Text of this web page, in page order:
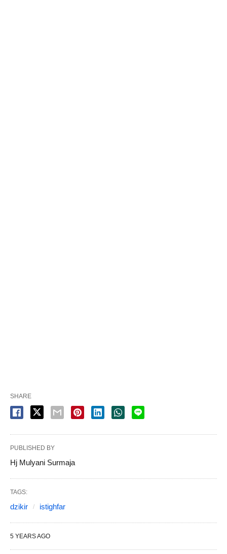
SHARE
PUBLISHED BY
Hj Mulyani Surmaja
TAGS:
dzikir istighfar
5 YEARS AGO